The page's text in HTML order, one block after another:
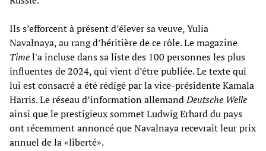
Ils s’efforcent à présent d’élever sa veuve, Yulia
Navalnaya, au rang d’héritière de ce rôle. Le magazine
Timel'a incluse dans sa liste des 100 personnes les plus
influentes de 2024, qui vient d’être publiée. Le texte qui
lui est consacré a été rédigé par la vice-présidente Kamala
Harris. Le réseau d’information allemandDeutsche Welle
ainsi que le prestigieux sommet Ludwig Erhard du pays
ont récemment annoncé que Navalnaya recevrait leur prix
annuel de la «liberté».